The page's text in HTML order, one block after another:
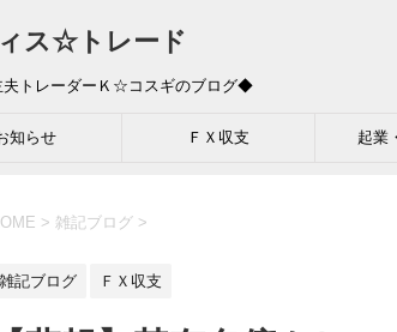
ス☆トレード
トレーダーＫ☆コスギのブログ◆
知らせ ＦＸ収支 起業
> 雑記ブログ >
雑記ブログ ＦＸ収支